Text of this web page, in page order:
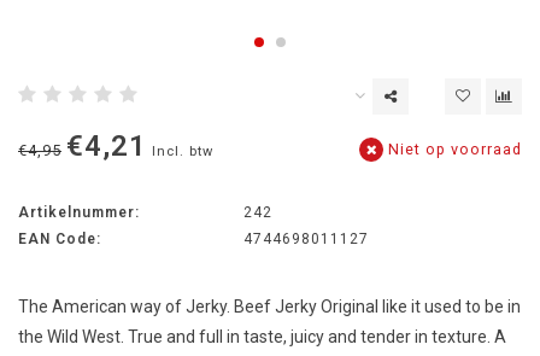
€4,95 €4,21 Incl. btw Niet op voorraad
Artikelnummer:
242
EAN Code:
4744698011127
The American way of Jerky. Beef Jerky Original like it used to be in
the Wild West. True and full in taste, juicy and tender in texture. A